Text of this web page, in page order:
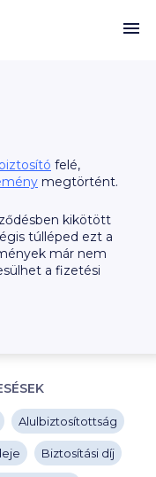
felé,
megtörtént.
kikötött
túlléped ezt a
már nem
a fizetési
Alulbiztosítottság
Biztosítási díj